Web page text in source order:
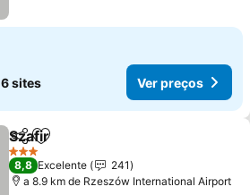
6 sites Ver preços
PartilharAdicionar aos favoritos
Szafir
3 Estrelas
8,8 Excelente
241
a 8.9 km de Rzeszów International Airport